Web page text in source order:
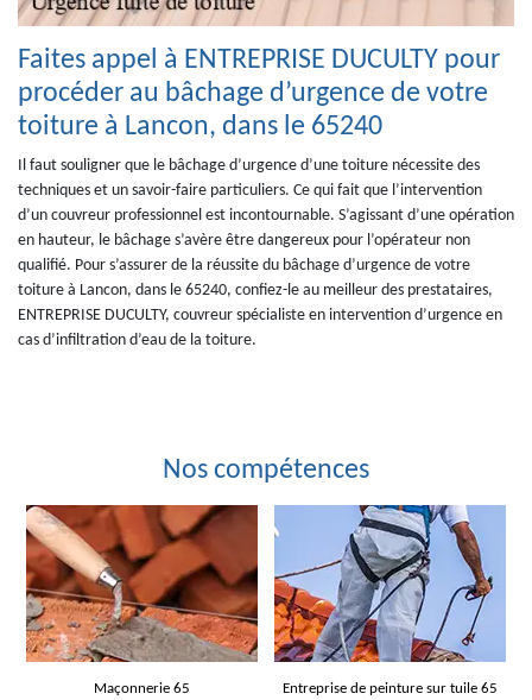
Faites appel à ENTREPRISE DUCULTY pour
procéder au bâchage d’urgence de votre
toiture à Lancon, dans le 65240
Il faut souligner que le bâchage d’urgence d’une toiture nécessite des
techniques et un savoir-faire particuliers. Ce qui fait que l’intervention
d’un couvreur professionnel est incontournable. S’agissant d’une opération
en hauteur, le bâchage s’avère être dangereux pour l’opérateur non
qualifié. Pour s’assurer de la réussite du bâchage d’urgence de votre
toiture à Lancon, dans le 65240, confiez-le au meilleur des prestataires,
ENTREPRISE DUCULTY, couvreur spécialiste en intervention d’urgence en
cas d’infiltration d’eau de la toiture.
Nos compétences
Maçonnerie 65 Entreprise de peinture sur tuile 65